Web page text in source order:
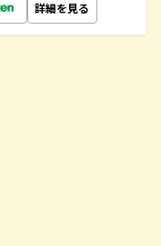
詳細を見る